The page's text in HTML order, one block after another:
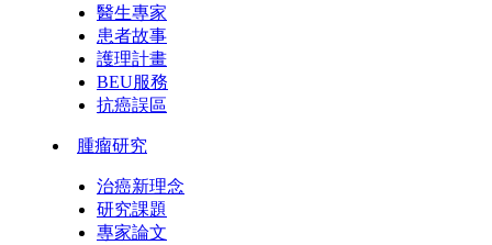
醫生專家
患者故事
護理計畫
BEU服務
抗癌誤區
腫瘤研究
治癌新理念
研究課題
專家論文